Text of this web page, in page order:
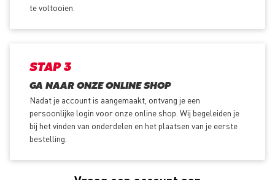
te voltooien.
STAP 3
GA NAAR ONZE ONLINE SHOP
Nadat je account is aangemaakt, ontvang je een
persoonlijke login voor onze online shop. Wij begeleiden je
bij het vinden van onderdelen en het plaatsen van je eerste
bestelling.